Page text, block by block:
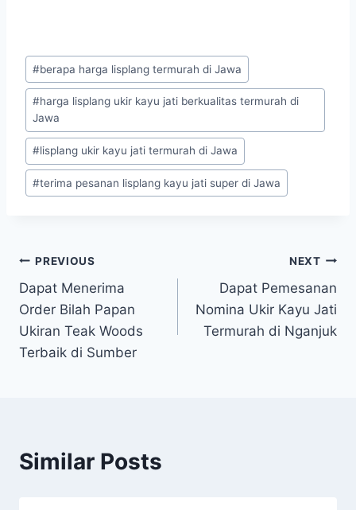
#berapa harga lisplang termurah di Jawa
#harga lisplang ukir kayu jati berkualitas termurah di
Jawa
#lisplang ukir kayu jati termurah di Jawa
#terima pesanan lisplang kayu jati super di Jawa
PREVIOUS
Dapat Menerima
Order Bilah Papan
Ukiran Teak Woods
Terbaik di Sumber
NEXT
Dapat Pemesanan
Nomina Ukir Kayu Jati
Termurah di Nganjuk
Similar Posts